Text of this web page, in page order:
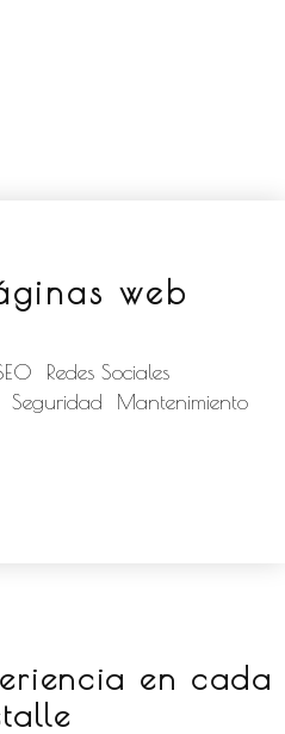
web
Redes Sociales
Mantenimiento
en cada